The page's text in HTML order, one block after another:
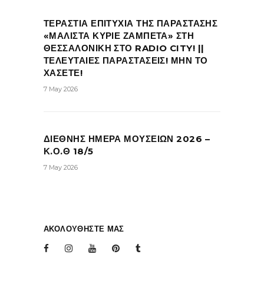
ΤΕΡΑΣΤΙΑ ΕΠΙΤΥΧΙΑ ΤΗΣ ΠΑΡΑΣΤΑΣΗΣ
«ΜΑΛΙΣΤΑ ΚΥΡΙΕ ΖΑΜΠΕΤΑ» ΣΤΗ
ΘΕΣΣΑΛΟΝΙΚΗ ΣΤΟ RADIO CITY! ||
ΤΕΛΕΥΤΑΙΕΣ ΠΑΡΑΣΤΑΣΕΙΣ! ΜΗΝ ΤΟ
ΧΑΣΕΤΕ!
7 May 2026
ΔΙΕΘΝΗΣ ΗΜΕΡΑ ΜΟΥΣΕΙΩΝ 2026 –
Κ.Ο.Θ 18/5
7 May 2026
ΑΚΟΛΟΥΘΗΣΤΕ ΜΑΣ